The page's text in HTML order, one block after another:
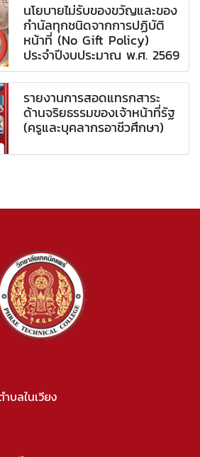
นโยบายไม่รับของขวัญและของ
กำนัลทุกชนิดจากการปฏิบัติ
หน้าที่ (No Gift Policy)
ประจำปีงบประมาณ พ.ศ. 2569
รายงานการสอดแทรกสาระ
ด้านจริยธรรมของเจ้าหน้าที่รัฐ
(ครูและบุคลากรอาชีวศึกษา)
บลในเวียง